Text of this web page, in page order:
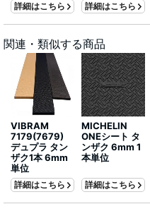
詳細はこちら 詳細はこちら
関連・類似する商品
VIBRAM
7179(7679)
デュプラ タン
ザク1本 6mm
単位
詳細はこちら
MICHELIN
ONEシート タ
ンザク 6mm 1
本単位
詳細はこちら